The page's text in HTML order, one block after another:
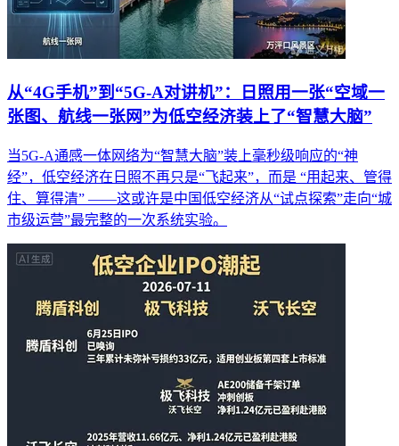
从“4G手机”到“5G-A对讲机”：日照用一张“空域一
张图、航线一张网”为低空经济装上了“智慧大脑”
当5G-A通感一体网络为“智慧大脑”装上毫秒级响应的“神
经”，低空经济在日照不再只是“飞起来”，而是 “用起来、管得
住、算得清” ——这或许是中国低空经济从“试点探索”走向“城
市级运营”最完整的一次系统实验。